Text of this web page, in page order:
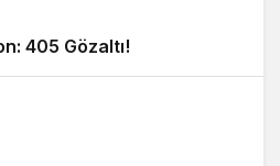
405 Gözaltı!